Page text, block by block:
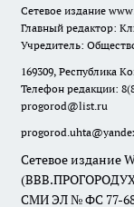
Сетевое издание
Главный редактор:
Учредитель:
169309, Республика
Телефон редакции:
progorod@list.ru
Сетевое издание
СМИ ЭЛ № ФС 77-